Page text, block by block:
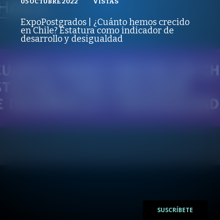
REPRODUCCIONES
VISTAS
ExpoPostgrados | ¿Cuánto hemos crecido
en Chile? Estatura como indicador de
desarrollo y desigualdad
SUSCRÍBETE
VISTAS